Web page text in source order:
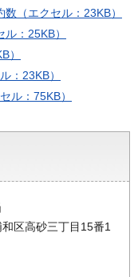
（エクセル：23KB）
：25KB）
）
：23KB）
ル：75KB）
区高砂三丁目15番1